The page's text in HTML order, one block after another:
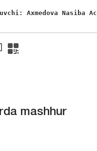
Axmedova Nasiba
mashhur